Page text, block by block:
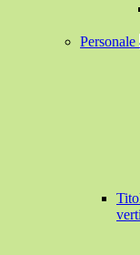
Personale